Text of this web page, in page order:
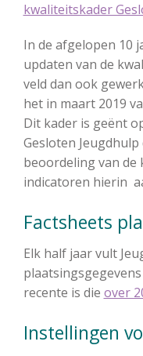
kwaliteitskader
In de afgelopen 10
updaten van de
veld dan ook
het in maart 2019
Dit kader is geënt
Gesloten
beoordeling van de
indicatoren hierin
Factsheets
Elk half jaar vult
recente is die over
Instellingen